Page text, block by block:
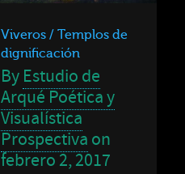
Viveros / Templos de
dignificación
By Estudio de
Arqué Poética y
Visualística
Prospectiva on
febrero 2, 2017